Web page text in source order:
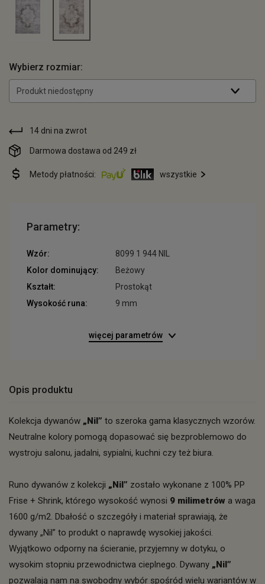
Wybierz rozmiar:
Produkt niedostępny
14 dni na zwrot
Darmowa dostawa od 249 zł
Metody płatności: wszystkie
Parametry:
Wzór:
8099 1 944 NIL
Kolor dominujący:
Beżowy
Kształt:
Prostokąt
Wysokość runa:
9 mm
więcej parametrów
Opis produktu
Kolekcja dywanów „Nil” to szeroka gama klasycznych wzorów.
Neutralne kolory pomogą dopasować się bezproblemowo do
wystroju salonu, jadalni, sypialni, kuchni czy też biura.
Runo dywanów z kolekcji „Nil” zostało wykonane z 100% PP
Frise + Shrink, którego wysokość wynosi 9 milimetrów a waga
1600 g/m2. Dbałość o szczegóły i materiał sprawiają, że
dywany „Nil” to produkt o naprawdę wysokiej jakości.
Wyjątkowo odporny na ścieranie, przyjemny w dotyku, o
wysokim stopniu przewodnictwa cieplnego. Dywany „Nil”
pozwalają nam na swobodny wybór spośród wielu wariantów w